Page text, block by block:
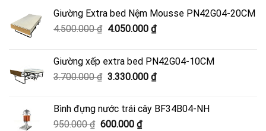
Giường Extra bed Nệm Mousse PN42G04-20CM
4.500.000₫ Giá
4.500.000 ₫.
4.050.000 ₫Giá
là:
4.050.000 ₫.
Giường xếp extra bed PN42G04-10CM
3.700.000₫ Giá
3.700.000 ₫.
3.330.000 ₫Giá
là:
Bình đựng nước trái cây BF34B04-NH
950.000₫ Giá
600.000 ₫Giá